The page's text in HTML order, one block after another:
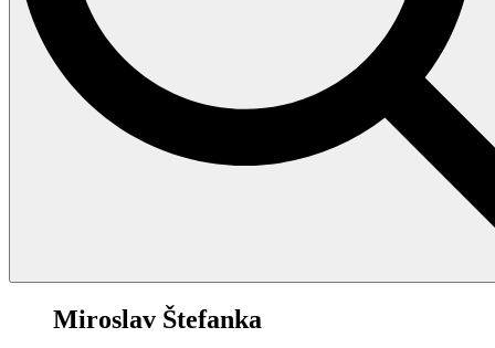
Miroslav Štefanka